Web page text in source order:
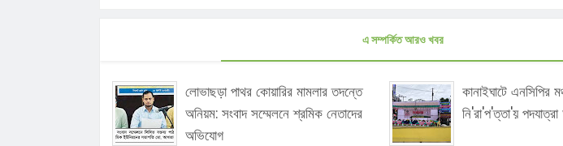
এ সম্পর্কিত আরও খবর
লোভাছড়া পাথর কোয়ারির মামলার তদন্তে
অনিয়ম: সংবাদ সম্মেলনে শ্রমিক নেতাদের
অভিযোগ
কানাইঘাটে এনসিপির
নি'রা'প'ত্তা'য়